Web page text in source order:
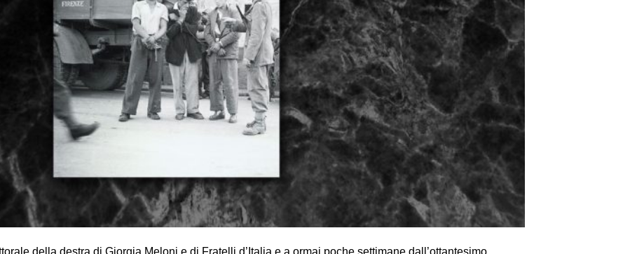
della destra di Giorgia Meloni e di Fratelli d’Italia e a ormai poche settimane dall’ottantesimo